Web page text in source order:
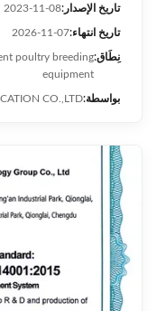
تاريخ الإصدار:2023-11-08
تاريخ انتهاء:2026-11-07
نِطَاق:poultry breeding
equipment
بواسطة:CO.,LTD